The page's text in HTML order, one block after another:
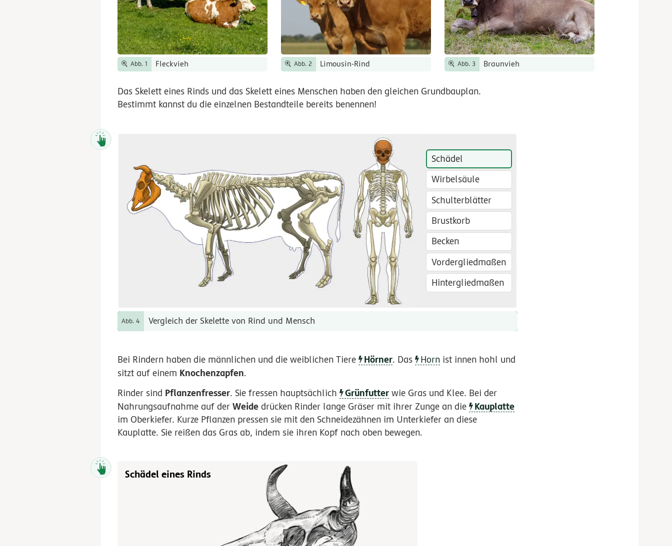
Abb. 1 Fleckvieh Abb. 2 Limousin-Rind Abb. 3 Braunvieh
Das Skelett eines Rinds und das Skelett eines Menschen haben den gleichen Grundbauplan.
Bestimmt kannst du die einzelnen Bestandteile bereits benennen!
Schädel
Wirbelsäule
Schulterblätter
Brustkorb
Becken
Vordergliedmaßen
Hintergliedmaßen
Abb. 4 Vergleich der Skelette von Rind und Mensch
Bei Rindern haben die männlichen und die weiblichen Tiere Hörner. Das Horn ist innen hohl und
sitzt auf einem Knochenzapfen.
Rinder sind Pflanzenfresser. Sie fressen hauptsächlich Grünfutter wie Gras und Klee. Bei der
Nahrungsaufnahme auf derWeide drücken Rinder lange Gräser mit ihrer Zunge an die Kauplatte
im Oberkiefer. Kurze Pflanzen pressen sie mit den Schneidezähnen im Unterkiefer an diese
Kauplatte. Sie reißen das Gras ab, indem sie ihren Kopf nach oben bewegen.
Schädel eines Rinds